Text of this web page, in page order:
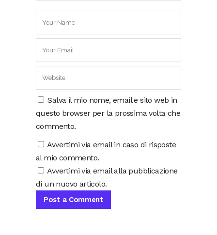
Salva il mio nome, email e sito web in
questo browser per la prossima volta che
commento.
Avvertimi via email in caso di risposte
al mio commento.
Avvertimi via email alla pubblicazione
di un nuovo articolo.